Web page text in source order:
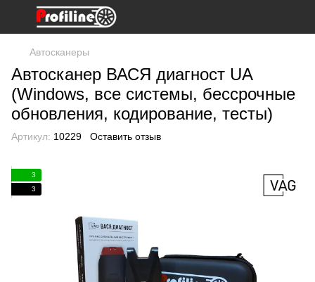
Автосканеры
Автосканер ВАСЯ диагност UA
(Windows, все системы, бессрочные
обновления, кодирование, тесты)
Артикул: 10229 Оставить отзыв
3
3